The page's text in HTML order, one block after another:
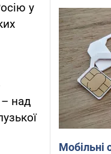
у
– над
Мобільні